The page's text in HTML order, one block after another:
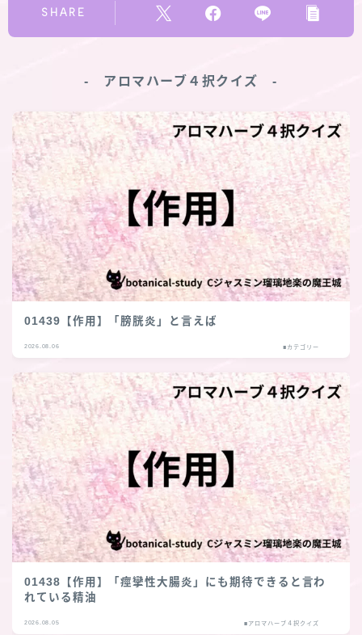
SHARE
‐ アロマハーブ４択クイズ ‐
01439【作用】「膀胱炎」と言えば
2026.08.06 ■カテゴリー
01438【作用】「痙攣性大腸炎」にも期待できると言わ
れている精油
2026.08.05 ■アロマハーブ４択クイズ